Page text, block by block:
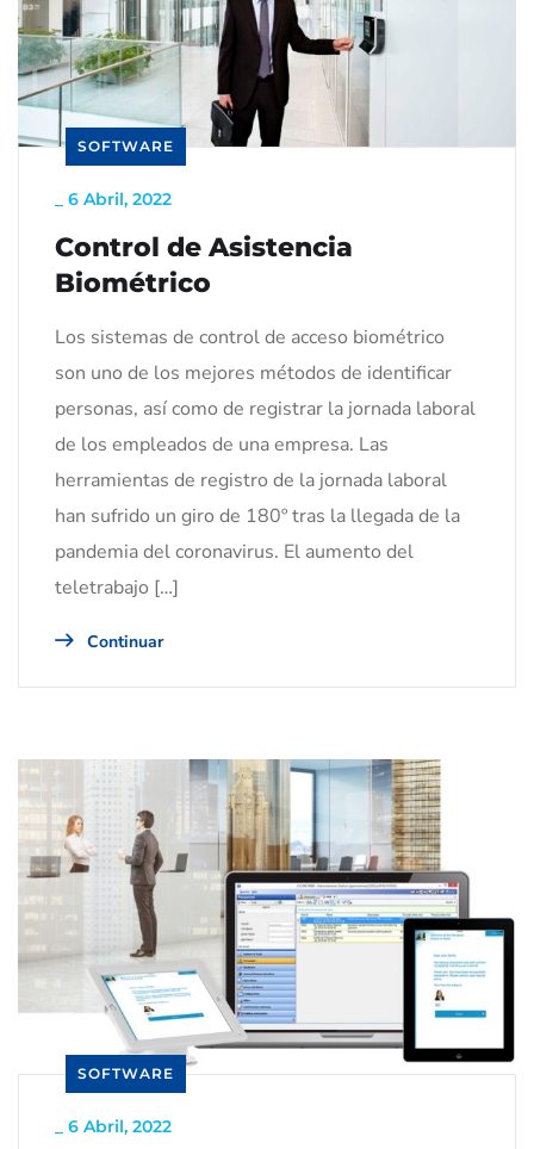
SOFTWARE
6 Abril, 2022
Control de Asistencia
Biométrico
Los sistemas de control de acceso biométrico
son uno de los mejores métodos de identificar
personas, así como de registrar la jornada laboral
de los empleados de una empresa. Las
herramientas de registro de la jornada laboral
han sufrido un giro de 180º tras la llegada de la
pandemia del coronavirus. El aumento del
teletrabajo […]
Continuar
SOFTWARE
6 Abril, 2022